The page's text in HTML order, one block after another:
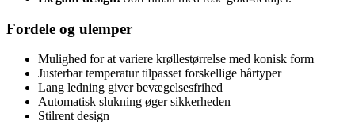
Fordele og ulemper
Mulighed for at variere krøllestørrelse med konisk form
Justerbar temperatur tilpasset forskellige hårtyper
Lang ledning giver bevægelsesfrihed
Automatisk slukning øger sikkerheden
Stilrent design